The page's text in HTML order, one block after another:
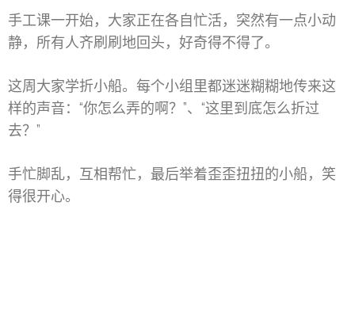
手工课一开始，大家正在各自忙活，突然有一点小动
静，所有人齐刷刷地回头，好奇得不得了。
这周大家学折小船。每个小组里都迷迷糊糊地传来这
样的声音：“你怎么弄的啊？”、“这里到底怎么折过
去？”
手忙脚乱，互相帮忙，最后举着歪歪扭扭的小船，笑
得很开心。